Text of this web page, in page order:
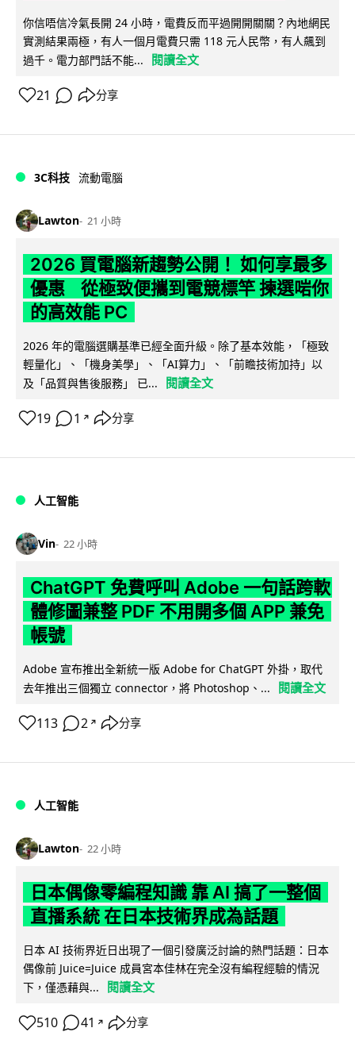
你信唔信冷氣長開 24 小時，電費反而平過開開關關？內地網民
實測結果兩極，有人一個月電費只需 118 元人民幣，有人飆到
過千。電力部門話不能...
閱讀全文
21 分享
3C科技 流動電腦
Lawton 21 小時
2026 買電腦新趨勢公開！ 如何享最多
優惠 從極致便攜到電競標竿 揀選啱你
的高效能 PC
2026 年的電腦選購基準已經全面升級。除了基本效能，「極致
輕量化」、「機身美學」、「AI算力」、「前瞻技術加持」以
及「品質與售後服務」 已...
閱讀全文
19 1 ↗ 分享
人工智能
Vin 22 小時
ChatGPT 免費呼叫 Adobe 一句話跨軟
體修圖兼整 PDF 不用開多個 APP 兼免
帳號
Adobe 宣布推出全新統一版 Adobe for ChatGPT 外掛，取代
去年推出三個獨立 connector，將 Photoshop、...
閱讀全文
113 2 ↗ 分享
人工智能
Lawton 22 小時
日本偶像零編程知識 靠 AI 搞了一整個
直播系統 在日本技術界成為話題
日本 AI 技術界近日出現了一個引發廣泛討論的熱門話題：日本
偶像前 Juice=Juice 成員宮本佳林在完全沒有編程經驗的情況
下，僅憑藉與...
閱讀全文
510 41 ↗ 分享